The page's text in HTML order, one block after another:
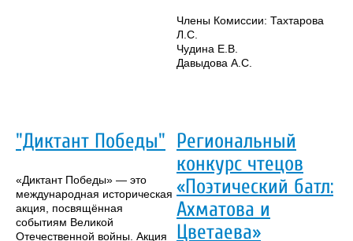
Члены Комиссии: Тахтарова
Л.С.
Чудина Е.В.
Давыдова А.С.
"Диктант Победы"
«Диктант Победы» — это
международная историческая
акция, посвящённая
событиям Великой
Отечественной войны. Акция
Региональный
конкурс чтецов
«Поэтический батл:
Ахматова и
Цветаева»